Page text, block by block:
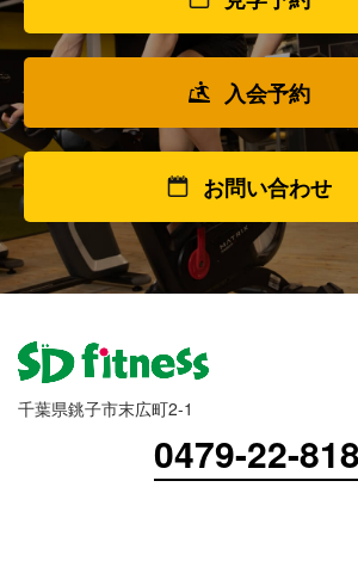
入会予約
お問い合わせ
千葉県銚子市末広町2-1
0479-22-